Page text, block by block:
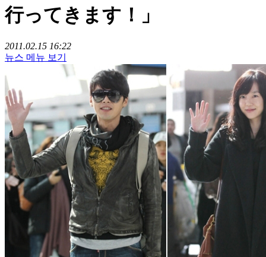
行ってきます！」
2011.02.15 16:22
뉴스 메뉴 보기